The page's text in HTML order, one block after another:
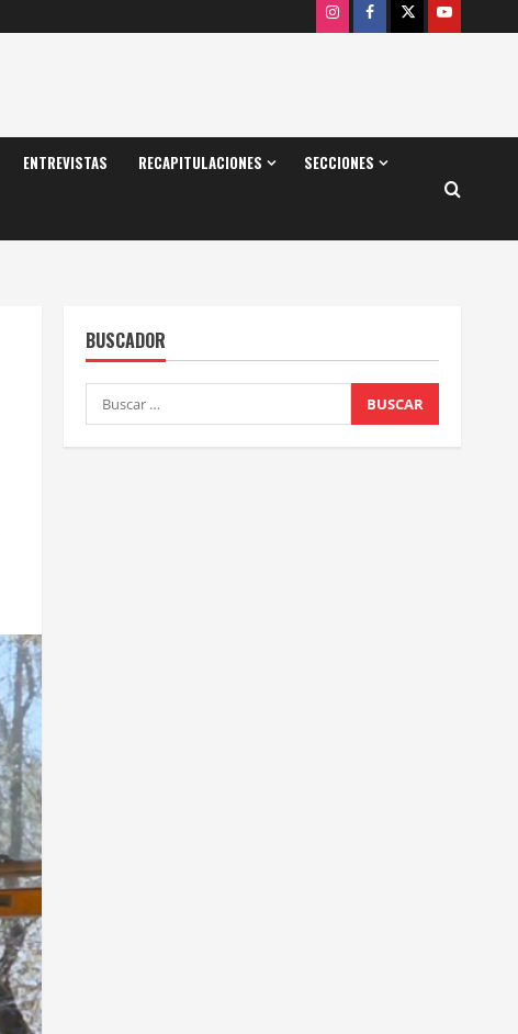
InstagramFacebook
X Youtube
ENTREVISTAS RECAPITULACIONES SECCIONES
BUSCADOR
Buscar: